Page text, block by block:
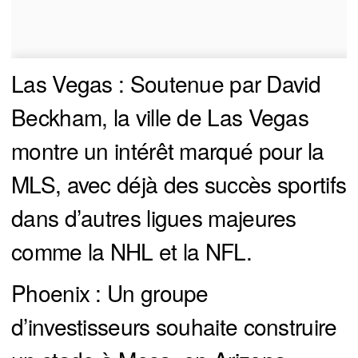
Las Vegas : Soutenue par David
Beckham, la ville de Las Vegas
montre un intérêt marqué pour la
MLS, avec déjà des succès sportifs
dans d’autres ligues majeures
comme la NHL et la NFL.
Phoenix : Un groupe
d’investisseurs souhaite construire